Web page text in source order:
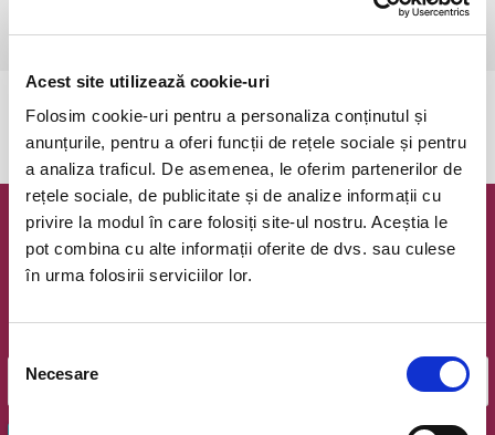
Acest site utilizează cookie-uri
Folosim cookie-uri pentru a personaliza conținutul și
anunțurile, pentru a oferi funcții de rețele sociale și pentru
a analiza traficul. De asemenea, le oferim partenerilor de
rețele sociale, de publicitate și de analize informații cu
privire la modul în care folosiți site-ul nostru. Aceștia le
pot combina cu alte informații oferite de dvs. sau culese
în urma folosirii serviciilor lor.
consimțământului
Necesare
Vârsta recomandată: 12+
Evenimentul a expirat.
Newsletter @ Bilete.ro
Oferte exclusive si o editie saptamanala cu cele mai noi